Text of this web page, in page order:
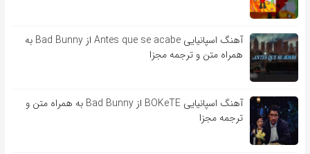
آهنگ اسپانیایی Antes que se acabe از Bad Bunny به
همراه متن و ترجمه مجزا
آهنگ اسپانیایی BOKeTE از Bad Bunny به همراه متن و
ترجمه مجزا